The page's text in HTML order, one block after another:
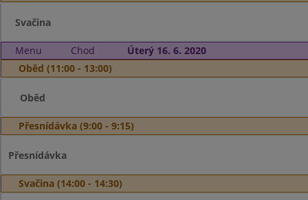
Svačina
Menu Chod
Úterý 16. 6. 2020
Oběd (11:00 - 13:00)
Oběd
Přesnídávka (9:00 - 9:15)
Přesnídávka
Svačina (14:00 - 14:30)